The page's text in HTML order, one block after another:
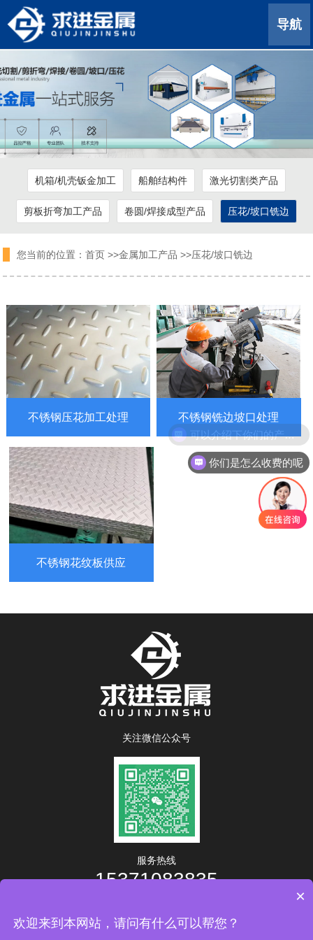
导航
机箱/机壳钣金加工 船舶结构件 激光切割类产品
剪板折弯加工产品 卷圆/焊接成型产品 压花/坡口铣边
您当前的位置：首页 >>金属加工产品 >>压花/坡口铣边
不锈钢压花加工处理 不锈钢铣边坡口处理
不锈钢花纹板供应
关注微信公众号
服务热线
15371083835
客服中心
你们是怎么收费的呢
×
欢迎来到本网站，请问有什么可以帮您？